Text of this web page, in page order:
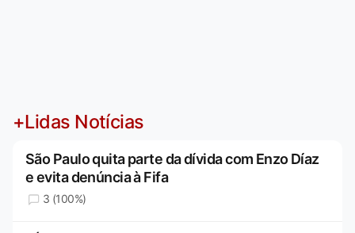
+Lidas Notícias
São Paulo quita parte da dívida com Enzo Díaz
e evita denúncia à Fifa
3 (100%)